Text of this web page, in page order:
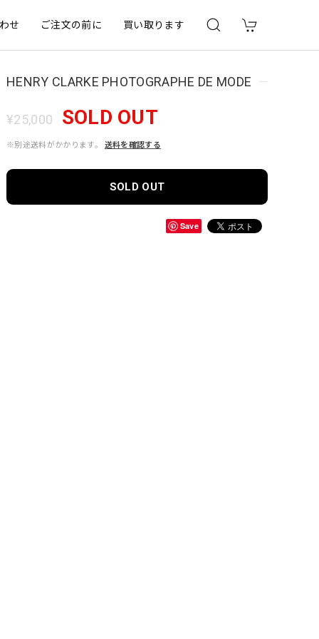
せ ご注文の前に 買い取ります
HENRY CLARKE PHOTOGRAPHE DE MODE
¥25,000 SOLD OUT
※別途送料がかかります。 送料を確認する
SOLD OUT
Save